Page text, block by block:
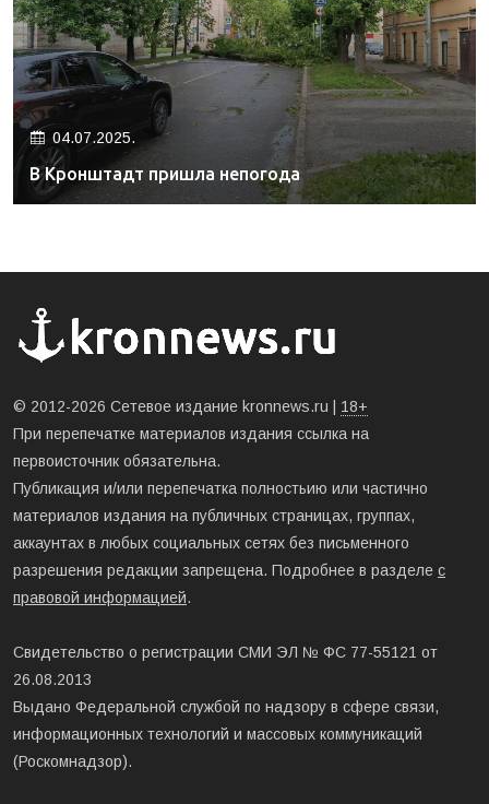
04.07.2025.
В Кронштадт пришла непогода
© 2012-2026 Сетевое издание kronnews.ru | 18+
При перепечатке материалов издания ссылка на
первоисточник обязательна.
Публикация и/или перепечатка полностьию или частично
материалов издания на публичных страницах, группах,
аккаунтах в любых социальных сетях без письменного
разрешения редакции запрещена. Подробнее в разделе с
правовой информацией.
Свидетельство о регистрации СМИ ЭЛ № ФС 77-55121 от
26.08.2013
Выдано Федеральной службой по надзору в сфере связи,
информационных технологий и массовых коммуникаций
(Роскомнадзор).